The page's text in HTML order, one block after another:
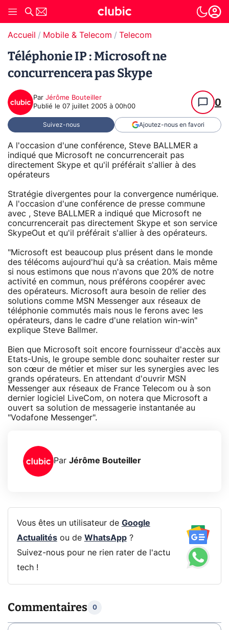
Accueil Mobile & Telecom Telecom
Téléphonie IP : Microsoft ne
concurrencera pas Skype
Par Jérôme Bouteiller
Publié le 07 juillet 2005 à 00h00 0
Suivez-nous Ajoutez-nous en favori
A l'occasion d'une conférence, Steve BALLMER a
indiqué que Microsoft ne concurrencerait pas
directement Skype et qu'il préférait s'allier à des
opérateurs
Stratégie divergentes pour la convergence numérique.
A l'occasion d'une conférence de presse commune
avec , Steve BALLMER a indiqué que Microsoft ne
concurrencerait pas directement Skype et son service
SkypeOut et qu'il préférait s'allier à des opérateurs.
"Microsoft est beaucoup plus présent dans le monde
des télécoms aujourd'hui qu'à sa création. Mais même
si nous estimons que nous n'avons que 20% de notre
activité en commun, nous préférons coopérer avec
des opérateurs. Microsoft aura besoin de relier des
solutions comme MSN Messenger aux réseaux de
téléphonie commutés mais nous le ferons avec les
opérateurs, dans le cadre d'une relation win-win"
explique Steve Ballmer.
Bien que Microsoft soit encore fournisseur d'accès aux
Etats-Unis, le groupe semble donc souhaiter rester sur
son cœur de métier et miser sur les synergies avec les
grands opérateurs. En attendant d'ouvrir MSN
Messenger aux réseaux de France Telecom ou à son
dernier logiciel LiveCom, on notera que Microsoft a
ouvert sa solution de messagerie instantanée au
"Vodafone Messenger".
Par Jérôme Bouteiller
Vous êtes un utilisateur de Google
Actualitésou de WhatsApp?
Suivez-nous pour ne rien rater de l'actu
tech !
Commentaires 0